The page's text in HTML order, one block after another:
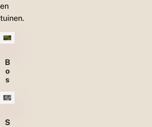
en
tuinen.
B
o
s
c
h
i
S